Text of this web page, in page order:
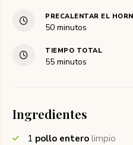
PRECALENTAR EL
50minutos
minutos
TIEMPO TOTAL
55minutos
minutos
Ingredientes
1 pollo entero limpio